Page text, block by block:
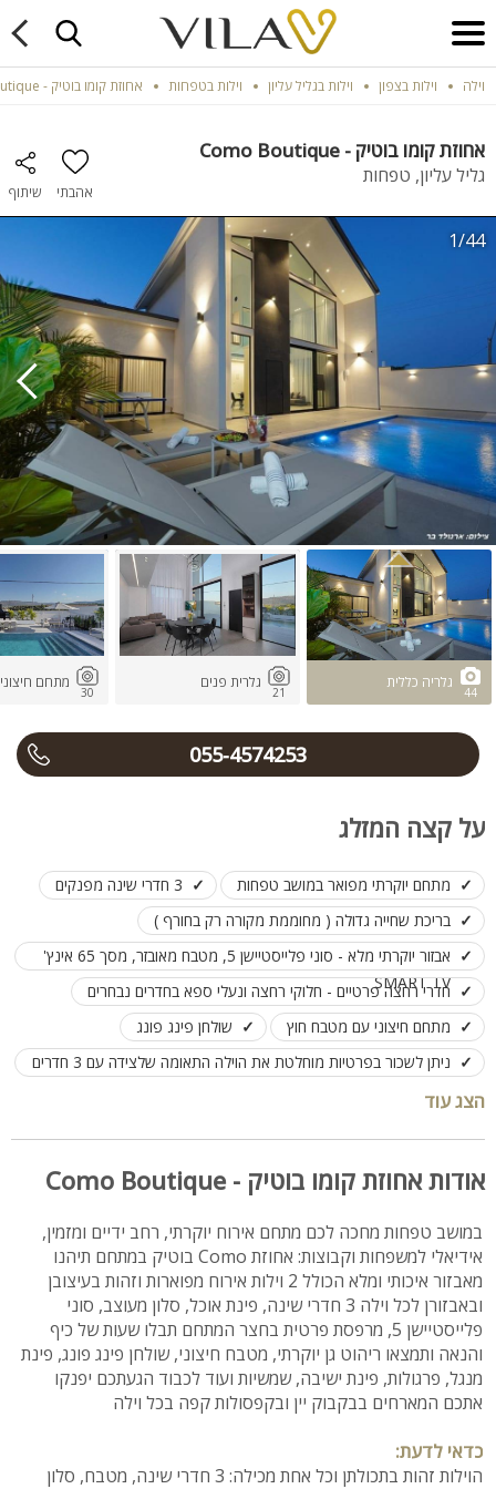
וילה וילות בצפון וילות בגליל עליון וילות בטפחות אחוזת קומו בוטיק - Como Boutique
אחוזת קומו בוטיק - Como Boutique
גליל עליון, טפחות
אהבתי שיתוף
1/44
44
גלריה כללית
21
גלרית פנים
30
מתחם חיצוני
055-4574253
על קצה המזלג
מתחם יוקרתי מפואר במושב טפחות
3 חדרי שינה מפנקים
בריכת שחייה גדולה ( מחוממת מקורה רק בחורף )
אבזור יוקרתי מלא - סוני פלייסטיישן 5, מטבח מאובזר, מסך 65 אינץ'
SMART TV
חדרי רחצה פרטיים - חלוקי רחצה ונעלי ספא בחדרים נבחרים
מתחם חיצוני עם מטבח חוץ
שולחן פינג פונג
ניתן לשכור בפרטיות מוחלטת את הוילה התאומה שלצידה עם 3 חדרים
אידיאלי לציבור הדתי - מתאים לשבתות חתן (הגבלת מנגל ומוזיקה
מושלם לנופש משפחות, קבוצות וזוגות
הצג עוד
אודות אחוזת קומו בוטיק - Como Boutique
במושב טפחות מחכה לכם מתחם אירוח יוקרתי, רחב ידיים ומזמין,
אידיאלי למשפחות וקבוצות: אחוזת Como בוטיק במתחם תיהנו
מאבזור איכותי ומלא הכולל 2 וילות אירוח מפוארות וזהות בעיצובן
ובאבזורן לכל וילה 3 חדרי שינה, פינת אוכל, סלון מעוצב, סוני
פלייסטיישן 5, מרפסת פרטית בחצר המתחם תבלו שעות של כיף
והנאה ותמצאו ריהוט גן יוקרתי, מטבח חיצוני, שולחן פינג פונג, פינת
מנגל, פרגולות, פינת ישיבה, שמשיות ועוד לכבוד הגעתכם יפנקו
אתכם המארחים בבקבוק יין ובקפסולות קפה בכל וילה
כדאי לדעת:
הוילות זהות בתכולתן וכל אחת מכילה: 3 חדרי שינה, מטבח, סלון